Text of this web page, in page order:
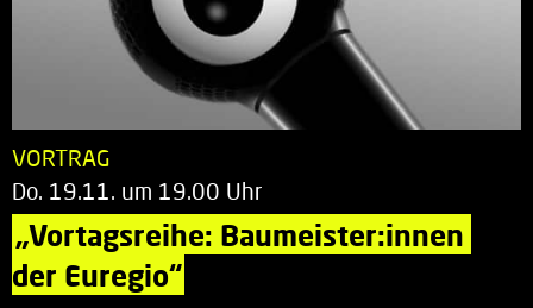
VORTRAG
Do. 19.11. um 19.00 Uhr
„Vortagsreihe: Baumeister:innen
der Euregio“